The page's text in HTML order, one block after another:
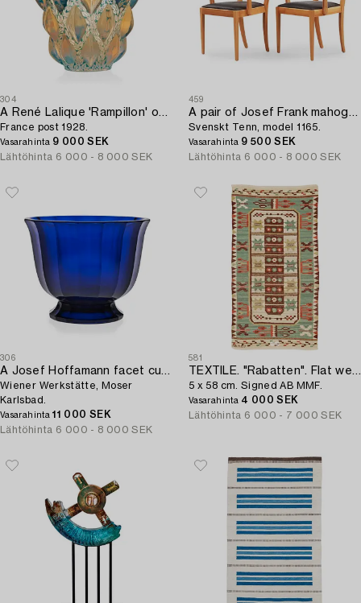
304
A René Lalique 'Rampillon' opalescent vase,
France post 1928.
Vasarahinta 9 000 SEK
Lähtöhinta 6 000 - 8 000 SEK
459
A pair of Josef Frank mahogany and rattan armchairs,
Svenskt Tenn, model 1165.
Vasarahinta 9 500 SEK
Lähtöhinta 6 000 - 8 000 SEK
306
A Josef Hoffamann facet cut blue glass bowl,
Wiener Werkstätte, Moser
Karlsbad.
Vasarahinta11 000 SEK
Lähtöhinta 6 000 - 8 000 SEK
581
TEXTILE. "Rabatten". Flat weave. 107,
5 x 58 cm. Signed AB MMF.
Vasarahinta 4 000 SEK
Lähtöhinta 6 000 - 7 000 SEK